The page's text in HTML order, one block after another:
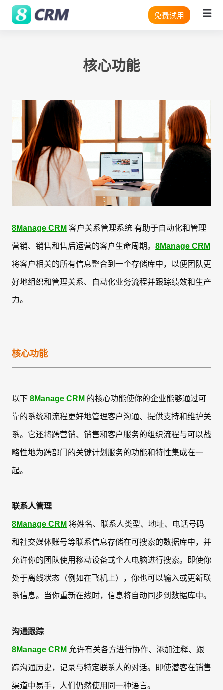
免费试用
采购
企业客
户销售
销售自
动化
项目合
项目服
CRM
中的项
平台
无代码
SaaS
UI/UX
外部系统集成
RPA 流程自动化
机器学习(ML)
PLATFORM
No code
SaaS
UI/UX
Integrations
核心功能
8Manage CRM 客户关系管理系统 有助于自动化和管理
营销、销售和售后运营的客户生命周期。 8Manage CRM
将客户相关的所有信息整合到一个存储库中，以便团队更
好地组织和管理关系、自动化业务流程并跟踪绩效和生产
力。
核心功能
以下 8Manage CRM 的核心功能使你的企业能够通过可
靠的系统和流程更好地管理客户沟通、提供支持和维护关
系。它还将跨营销、销售和客户服务的组织流程与可以战
略性地为跨部门的关键计划服务的功能和特性集成在一
起。
联系人管理
8Manage CRM 将姓名、联系人类型、地址、电话号码
和社交媒体账号等联系信息存储在可搜索的数据库中，并
允许你的团队使用移动设备或个人电脑进行搜索。即使你
处于离线状态（例如在飞机上），你也可以输入或更新联
系信息。当你重新在线时，信息将自动同步到数据库中。
沟通跟踪
8Manage CRM 允许有关各方进行协作、添加注释、跟
踪沟通历史，记录与特定联系人的对话。即使潜客在销售
渠道中易手，人们仍然使用同一种语言。